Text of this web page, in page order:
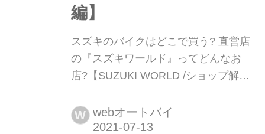
編】
スズキのバイクはどこで買う? 直営店
の『スズキワールド』ってどんなお
店?【SUZUKI WORLD /ショップ解説
ワールド」グループってご存知です
か? 新車販売やメンテナンス、パーツ
W webオートバイ